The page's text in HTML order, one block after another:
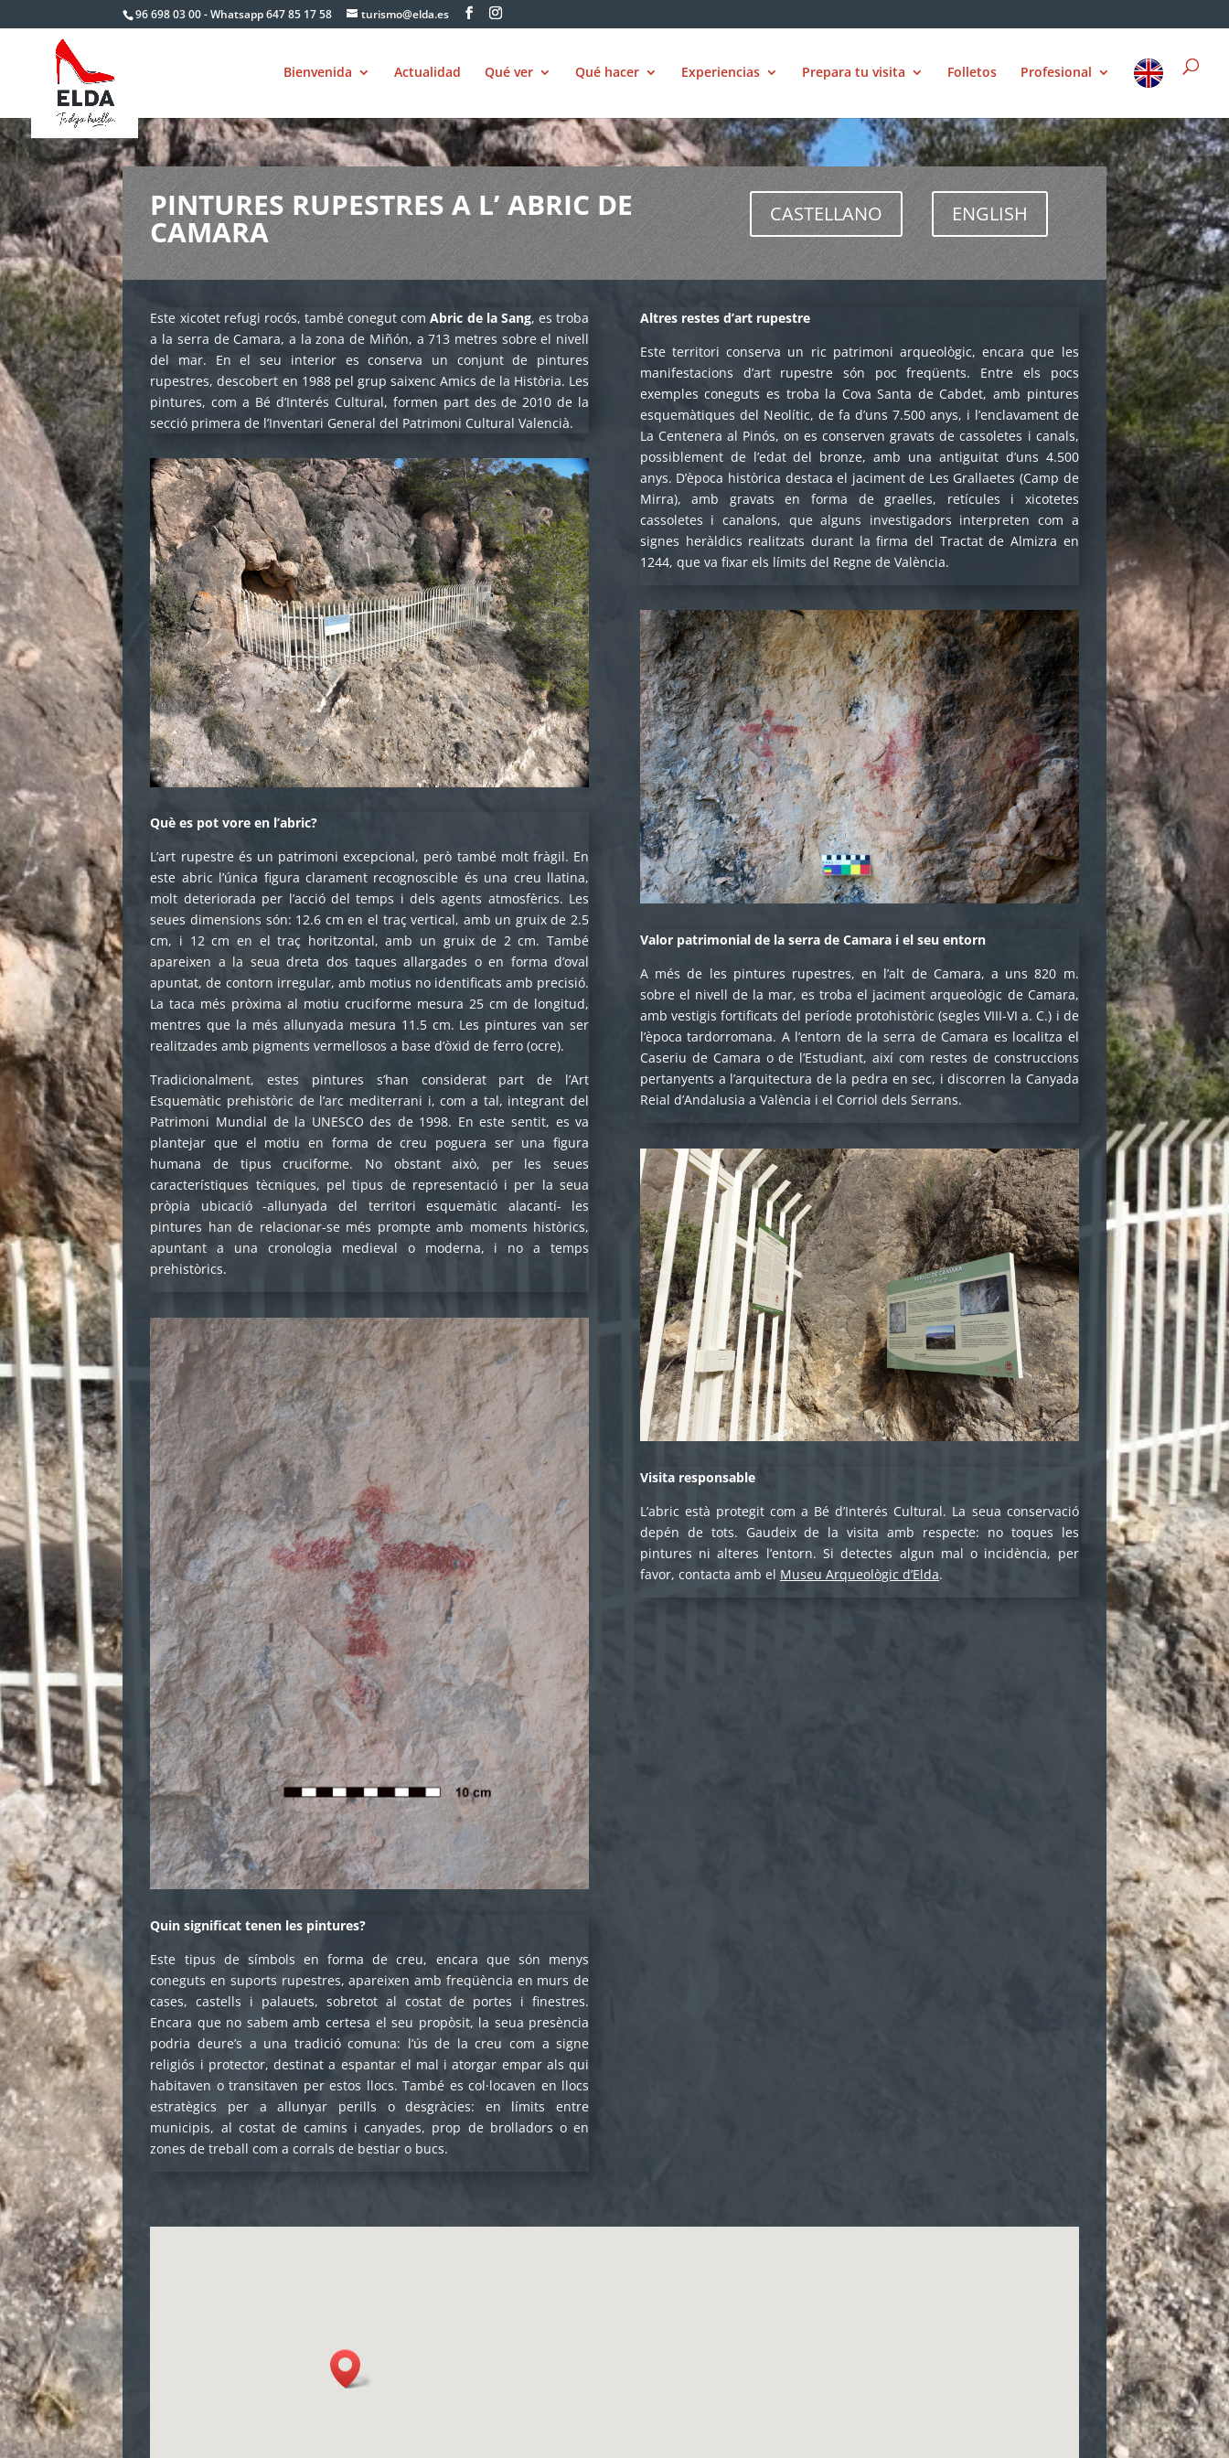
96 698 03 00 - Whatsapp 647 85 17 58 turismo@elda.es
Bienvenida Actualidad Qué ver Qué hacer Experiencias Prepara tu visita Folletos Profesional
PINTURES RUPESTRES A L’ ABRIC DE
CAMARA CASTELLANO ENGLISH
Este xicotet refugi rocós, també conegut comAbric de la Sang, es troba
a la serra de Camara, a la zona de Miñón, a 713 metres sobre el nivell
del mar. En el seu interior es conserva un conjunt de pintures
rupestres, descobert en 1988 pel grup saixenc Amics de la Història. Les
pintures, com a Bé d’Interés Cultural, formen part des de 2010 de la
secció primera de l’Inventari General del Patrimoni Cultural Valencià.
Què es pot vore en l’abric?
L’art rupestre és un patrimoni excepcional, però també molt fràgil. En
este abric l’única figura clarament recognoscible és una creu llatina,
molt deteriorada per l’acció del temps i dels agents atmosfèrics. Les
seues dimensions són: 12.6 cm en el traç vertical, amb un gruix de 2.5
cm, i 12 cm en el traç horitzontal, amb un gruix de 2 cm. També
apareixen a la seua dreta dos taques allargades o en forma d’oval
apuntat, de contorn irregular, amb motius no identificats amb precisió.
La taca més pròxima al motiu cruciforme mesura 25 cm de longitud,
mentres que la més allunyada mesura 11.5 cm. Les pintures van ser
realitzades amb pigments vermellosos a base d’òxid de ferro (ocre).
Tradicionalment, estes pintures s’han considerat part de l’Art
Esquemàtic prehistòric de l’arc mediterrani i, com a tal, integrant del
Patrimoni Mundial de la UNESCO des de 1998. En este sentit, es va
plantejar que el motiu en forma de creu poguera ser una figura
humana de tipus cruciforme. No obstant això, per les seues
característiques tècniques, pel tipus de representació i per la seua
pròpia ubicació -allunyada del territori esquemàtic alacantí- les
pintures han de relacionar-se més prompte amb moments històrics,
apuntant a una cronologia medieval o moderna, i no a temps
prehistòrics.
Quin significat tenen les pintures?
Este tipus de símbols en forma de creu, encara que són menys
coneguts en suports rupestres, apareixen amb freqüència en murs de
cases, castells i palauets, sobretot al costat de portes i finestres.
Encara que no sabem amb certesa el seu propòsit, la seua presència
podria deure’s a una tradició comuna: l’ús de la creu com a signe
religiós i protector, destinat a espantar el mal i atorgar empar als qui
habitaven o transitaven per estos llocs. També es col·locaven en llocs
estratègics per a allunyar perills o desgràcies: en límits entre
municipis, al costat de camins i canyades, prop de brolladors o en
zones de treball com a corrals de bestiar o bucs.
Altres restes d’art rupestre
Este territori conserva un ric patrimoni arqueològic, encara que les
manifestacions d’art rupestre són poc freqüents. Entre els pocs
exemples coneguts es troba la Cova Santa de Cabdet, amb pintures
esquemàtiques del Neolític, de fa d’uns 7.500 anys, i l’enclavament de
La Centenera al Pinós, on es conserven gravats de cassoletes i canals,
possiblement de l’edat del bronze, amb una antiguitat d’uns 4.500
anys. D’època històrica destaca el jaciment de Les Grallaetes (Camp de
Mirra), amb gravats en forma de graelles, retícules i xicotetes
cassoletes i canalons, que alguns investigadors interpreten com a
signes heràldics realitzats durant la firma del Tractat de Almizra en
1244, que va fixar els límits del Regne de València.
Valor patrimonial de la serra de Camara i el seu entorn
A més de les pintures rupestres, en l’alt de Camara, a uns 820 m.
sobre el nivell de la mar, es troba el jaciment arqueològic de Camara,
amb vestigis fortificats del període protohistòric (segles VIII-VI a. C.) i de
l’època tardorromana. A l’entorn de la serra de Camara es localitza el
Caseriu de Camara o de l’Estudiant, així com restes de construccions
pertanyents a l’arquitectura de la pedra en sec, i discorren la Canyada
Reial d’Andalusia a València i el Corriol dels Serrans.
Visita responsable
L’abric està protegit com a Bé d’Interés Cultural. La seua conservació
depén de tots. Gaudeix de la visita amb respecte: no toques les
pintures ni alteres l’entorn. Si detectes algun mal o incidència, per
favor, contacta amb el Museu Arqueològic d’Elda.